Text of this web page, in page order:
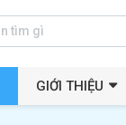
GIỚI THIỆU